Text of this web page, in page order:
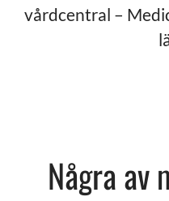
vårdcentral –
Några av